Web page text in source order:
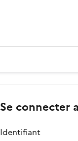
Se connecter
identifiants
Identifiant